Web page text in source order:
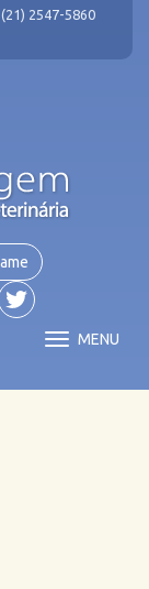
2547-5860
MENU